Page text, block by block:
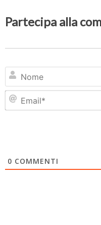
Partecipa alla
0 COMMENTI